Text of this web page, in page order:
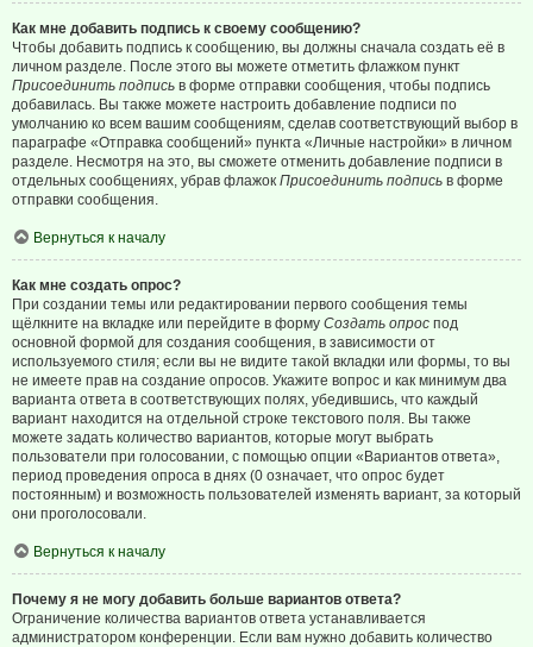
Как мне добавить подпись к своему сообщению?
Чтобы добавить подпись к сообщению, вы должны сначала создать её в
личном разделе. После этого вы можете отметить флажком пункт
Присоединить подпись в форме отправки сообщения, чтобы подпись
добавилась. Вы также можете настроить добавление подписи по
умолчанию ко всем вашим сообщениям, сделав соответствующий выбор в
параграфе «Отправка сообщений» пункта «Личные настройки» в личном
разделе. Несмотря на это, вы сможете отменить добавление подписи в
отдельных сообщениях, убрав флажок Присоединить подпись в форме
отправки сообщения.
Вернуться к началу
Как мне создать опрос?
При создании темы или редактировании первого сообщения темы
щёлкните на вкладке или перейдите в форму Создать опрос под
основной формой для создания сообщения, в зависимости от
используемого стиля; если вы не видите такой вкладки или формы, то вы
не имеете прав на создание опросов. Укажите вопрос и как минимум два
варианта ответа в соответствующих полях, убедившись, что каждый
вариант находится на отдельной строке текстового поля. Вы также
можете задать количество вариантов, которые могут выбрать
пользователи при голосовании, с помощью опции «Вариантов ответа»,
период проведения опроса в днях (0 означает, что опрос будет
постоянным) и возможность пользователей изменять вариант, за который
они проголосовали.
Вернуться к началу
Почему я не могу добавить больше вариантов ответа?
Ограничение количества вариантов ответа устанавливается
администратором конференции. Если вам нужно добавить количество